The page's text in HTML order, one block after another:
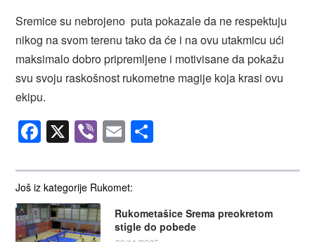
Još iz kategorije Rukomet:
Rukometašice Srema preokretom
stigle do pobede
Sremice su nebrojeno puta pokazale da ne respektuju
nikog na svom terenu tako da će i na ovu utakmicu ući
maksimalo dobro pripremljene i motivisane da pokažu
svu svoju raskošnost rukometne magije koja krasi ovu
ekipu.
Facebook
X ViberEmail